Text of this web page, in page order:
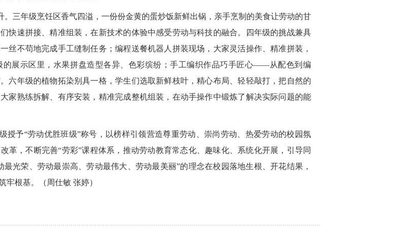
。三年级烹饪区香气四溢，一份份金黄的蛋炒饭新鲜出锅，亲手烹制的美食让劳动的甘
快速拼接、精准组装，在新技术的体验中感受劳动与科技的融合。四年级的挑战兼具
丝不苟地完成手工缝制任务；编程送餐机器人拼装现场，大家灵活操作、精准拼装，
的展示区里，水果拼盘造型各异、色彩缤纷；手工编织作品巧手匠心——从配色到编
六年级的植物拓染别具一格，学生们选取新鲜枝叶，精心布局、轻轻敲打，把自然的
家熟练拆解、有序安装，精准完成整机组装，在动手操作中锻炼了解决实际问题的能
授予“劳动优胜班级”称号，以榜样引领营造尊重劳动、崇尚劳动、热爱劳动的校园氛
革，不断完善“劳彩”课程体系，推动劳动教育常态化、趣味化、系统化开展，引导同
光荣、劳动最崇高、劳动最伟大、劳动最美丽”的理念在校园落地生根、开花结果，
牢根基。（周仕敏 张婷）